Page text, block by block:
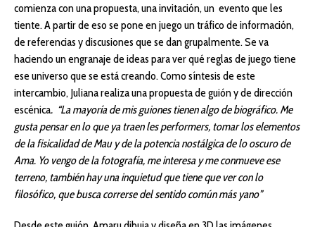
comienza con una propuesta, una invitación, un evento que les
tiente. A partir de eso se pone en juego un tráfico de información,
de referencias y discusiones que se dan grupalmente. Se va
haciendo un engranaje de ideas para ver qué reglas de juego tiene
ese universo que se está creando. Como síntesis de este
intercambio, Juliana realiza una propuesta de guión y de dirección
escénica. “La mayoría de mis guiones tienen algo de biográfico. Me
gusta pensar en lo que ya traen les performers, tomar los elementos
de la fisicalidad de Mau y de la potencia nostálgica de lo oscuro de
Ama. Yo vengo de la fotografía, me interesa y me conmueve ese
terreno, también hay una inquietud que tiene que ver con lo
filosófico, que busca correrse del sentido común más yano”